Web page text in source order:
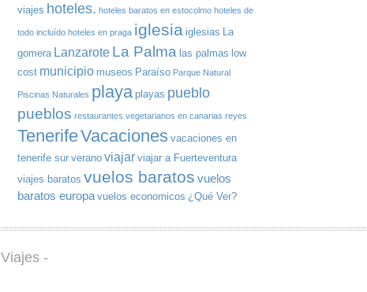
viajes hoteles. hoteles baratos en estocolmo hoteles de
todo incluído hoteles en praga iglesia iglesias La
gomera Lanzarote La Palma las palmas low
cost municipio museos Paraíso Parque Natural
Piscinas Naturales playa playas pueblo
pueblos restaurantes vegetarianos en canarias reyes
TenerifeVacaciones vacaciones en
tenerife sur verano viajar viajar a Fuerteventura
viajes baratos vuelos baratos vuelos
baratos europa vuelos economicos ¿Qué Ver?
-